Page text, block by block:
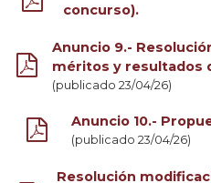
concurso).
Anuncio 9.-
méritos y resultados
(publicado 23/04/26)
Anuncio 10.-
(publicado 23/04/26)
Resolución